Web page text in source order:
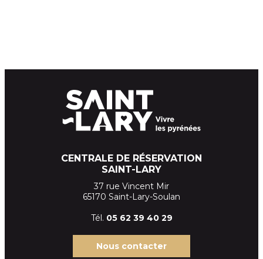
CENTRALE DE RÉSERVATION
SAINT-LARY
37 rue Vincent Mir
65170 Saint-Lary-Soulan
Tél. 05 62 39 40 29
Nous contacter